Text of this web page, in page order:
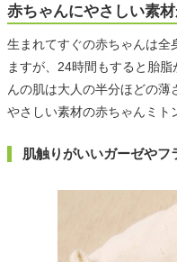
赤ちゃんにやさしい素
生まれてすぐの赤ちゃんは全
ますが、24時間もすると胎
んの肌は大人の半分ほどの薄
やさしい素材の赤ちゃんミト
肌触りがいいガーゼやフ